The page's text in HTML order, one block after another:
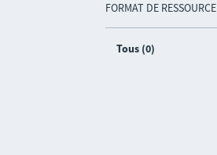
FORMAT DE RESSOURCE
Tous (0)